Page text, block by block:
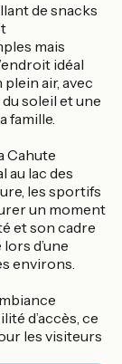
de snacks
mais
idéal
air, avec
soleil et une
famille.
Cahute
au lac des
les sportifs
un moment
et son cadre
d’une
environs.
d’accès, ce
les visiteurs